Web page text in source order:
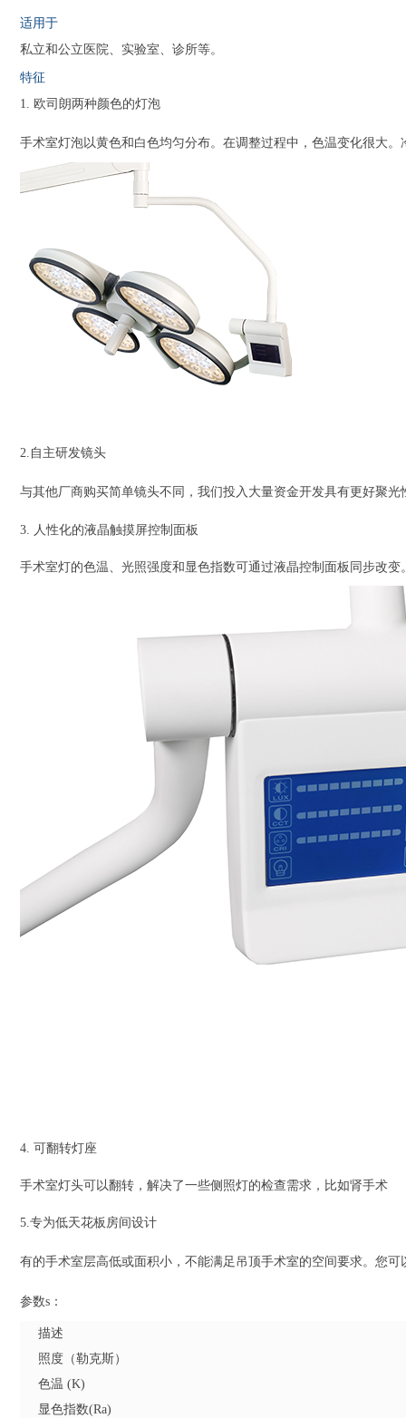
适用于
私立和公立医院、实验室、诊所等。
特征
1. 欧司朗两种颜色的灯泡
手术室灯泡以黄色和白色均匀分布。 在调整过程中，色温变化很大。
2.自主研发镜头
与其他厂商购买简单镜头不同，我们投入大量资金开发具有更好聚光
3. 人性化的液晶触摸屏控制面板
手术室灯的色温、光照强度和显色指数可通过液晶控制面板同步改变
4. 可翻转灯座
手术室灯头可以翻转，解决了一些侧照灯的检查需求，比如肾手术
5.专为低天花板房间设计
有的手术室层高低或面积小，不能满足吊顶手术室的空间要求。 您可
参数s：
描述
照度（勒克斯）
色温 (K)
显色指数(Ra)